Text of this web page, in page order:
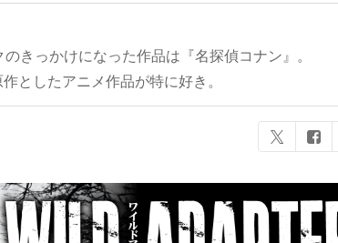
きっかけになった作品は『名探偵コナン』。
としたアニメ作品が特に好き。